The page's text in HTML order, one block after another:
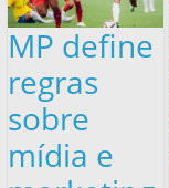
MP define
regras
sobre
mídia e